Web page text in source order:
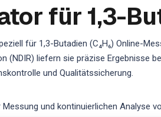
für 1,3-
für 1,3-Butadien (C₄H₆) Online-
(NDIR) liefern sie präzise Ergebnisse
und Qualitätssicherung.
und kontinuierlichen Analyse